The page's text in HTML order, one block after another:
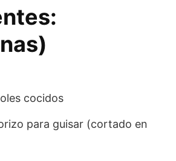
cocidos
para guisar (cortado en